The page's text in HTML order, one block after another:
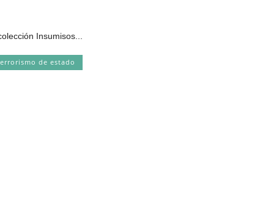
Insumisos...
de estado